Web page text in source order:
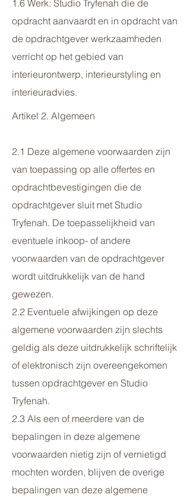
1.6 Werk: Studio Tryfenah die de
opdracht aanvaardt en in opdracht van
de opdrachtgever werkzaamheden
verricht op het gebied van
interieurontwerp, interieurstyling en
interieuradvies.
Artikel 2. Algemeen
2.1 Deze algemene voorwaarden zijn
van toepassing op alle offertes en
opdrachtbevestigingen die de
opdrachtgever sluit met Studio
Tryfenah. De toepasselijkheid van
eventuele inkoop- of andere
voorwaarden van de opdrachtgever
wordt uitdrukkelijk van de hand
gewezen.
2.2 Eventuele afwijkingen op deze
algemene voorwaarden zijn slechts
geldig als deze uitdrukkelijk schriftelijk
of elektronisch zijn overeengekomen
tussen opdrachtgever en Studio
Tryfenah.
2.3 Als een of meerdere van de
bepalingen in deze algemene
voorwaarden nietig zijn of vernietigd
mochten worden, blijven de overige
bepalingen van deze algemene